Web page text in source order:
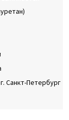
Санкт-Петербург